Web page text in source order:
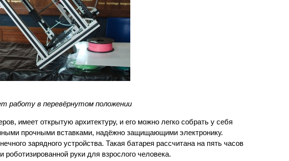
работу в перевёрнутом положении
имеет открытую архитектуру, и его можно легко собрать у себя
прочными вставками, надёжно защищающими электронику.
зарядного устройства. Такая батарея рассчитана на пять часов
руки для взрослого человека.